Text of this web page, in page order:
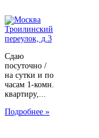
Сдаю
посуточно /
на сутки и по
часам 1-комн.
квартиру,...
Подробнее »